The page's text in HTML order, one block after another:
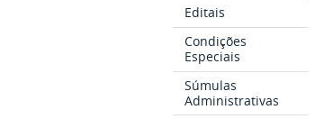
Editais
Condições
Especiais
Súmulas
Administrativas